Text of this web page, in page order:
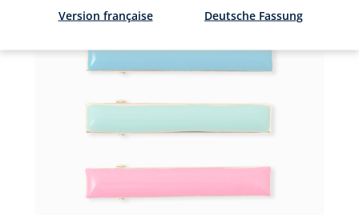
fille
Version française Deutsche Fassung